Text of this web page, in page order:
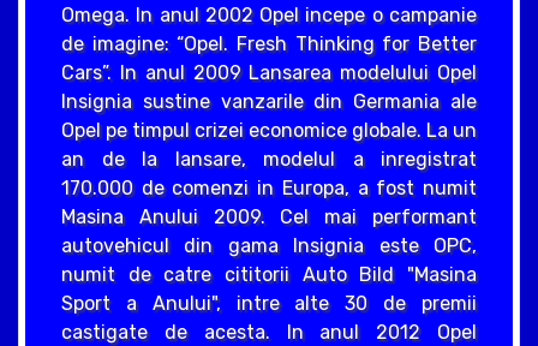
Omega. In anul 2002 Opel incepe o campanie
de imagine: “Opel. Fresh Thinking for Better
Cars”. In anul 2009 Lansarea modelului Opel
Insignia sustine vanzarile din Germania ale
Opel pe timpul crizei economice globale. La un
an de la lansare, modelul a inregistrat
170.000 de comenzi in Europa, a fost numit
Masina Anului 2009. Cel mai performant
autovehicul din gama Insignia este OPC,
numit de catre cititorii Auto Bild "Masina
Sport a Anului", intre alte 30 de premii
castigate de acesta. In anul 2012 Opel